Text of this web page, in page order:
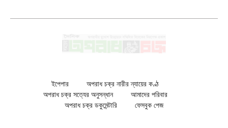
ইপেপার
অপরাধ চক্র নারীর ন্যায়ের কণ্ঠ
অপরাধ চক্র সত্যের অনুসন্ধান
আমাদের পরিবার
অপরাধ চক্র ডকুমেন্টারি
ফেসবুক পেজ